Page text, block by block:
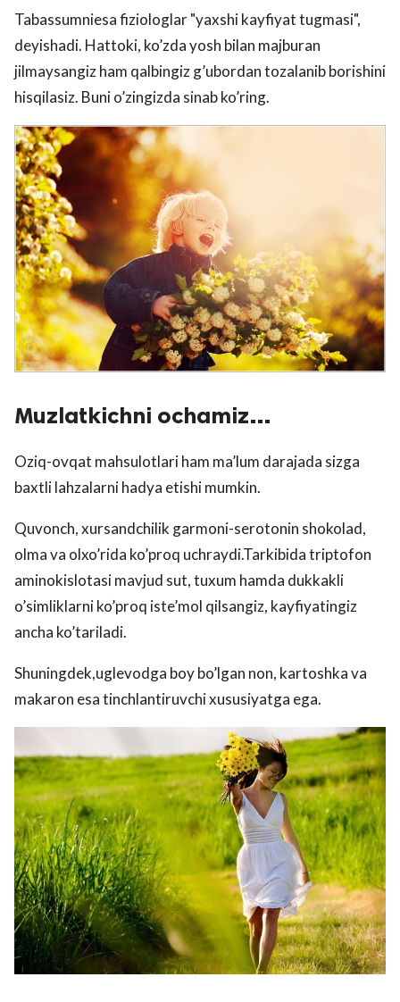
Tabassumniesa fiziologlar "yaxshi kayfiyat tugmasi",
deyishadi. Hattoki, ko’zda yosh bilan majburan
jilmaysangiz ham qalbingiz g’ubordan tozalanib borishini
hisqilasiz. Buni o’zingizda sinab ko’ring.
Muzlatkichni ochamiz…
Oziq-ovqat mahsulotlari ham ma’lum darajada sizga
baxtli lahzalarni hadya etishi mumkin.
Quvonch, xursandchilik garmoni-serotonin shokolad,
olma va olxo’rida ko’proq uchraydi.Tarkibida triptofon
aminokislotasi mavjud sut, tuxum hamda dukkakli
o’simliklarni ko’proq iste’mol qilsangiz, kayfiyatingiz
ancha ko’tariladi.
Shuningdek,uglevodga boy bo’lgan non, kartoshka va
makaron esa tinchlantiruvchi xususiyatga ega.